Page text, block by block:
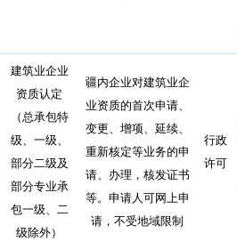
建筑业企业
资质认定
（总承包特
级、一级、
部分二级及
部分专业承
包一级、二
级除外）
疆内企业对建筑业企
业资质的首次申请、
变更、增项、延续、
重新核定等业务的申
请、办理，核发证书
等。申请人可网上申
请，不受地域限制
行政
许可